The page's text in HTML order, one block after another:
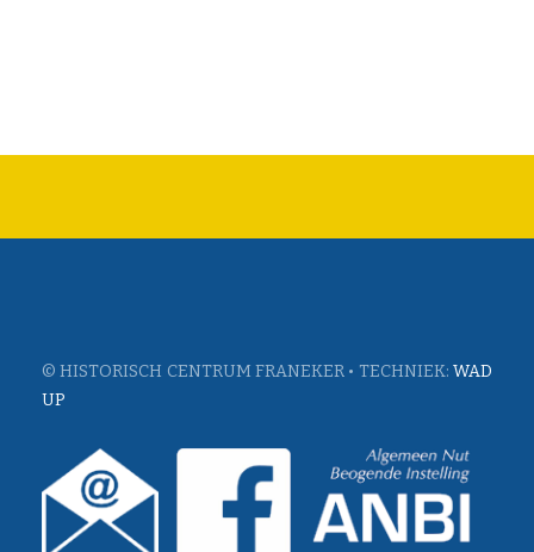
© HISTORISCH CENTRUM FRANEKER • TECHNIEK: WAD
UP